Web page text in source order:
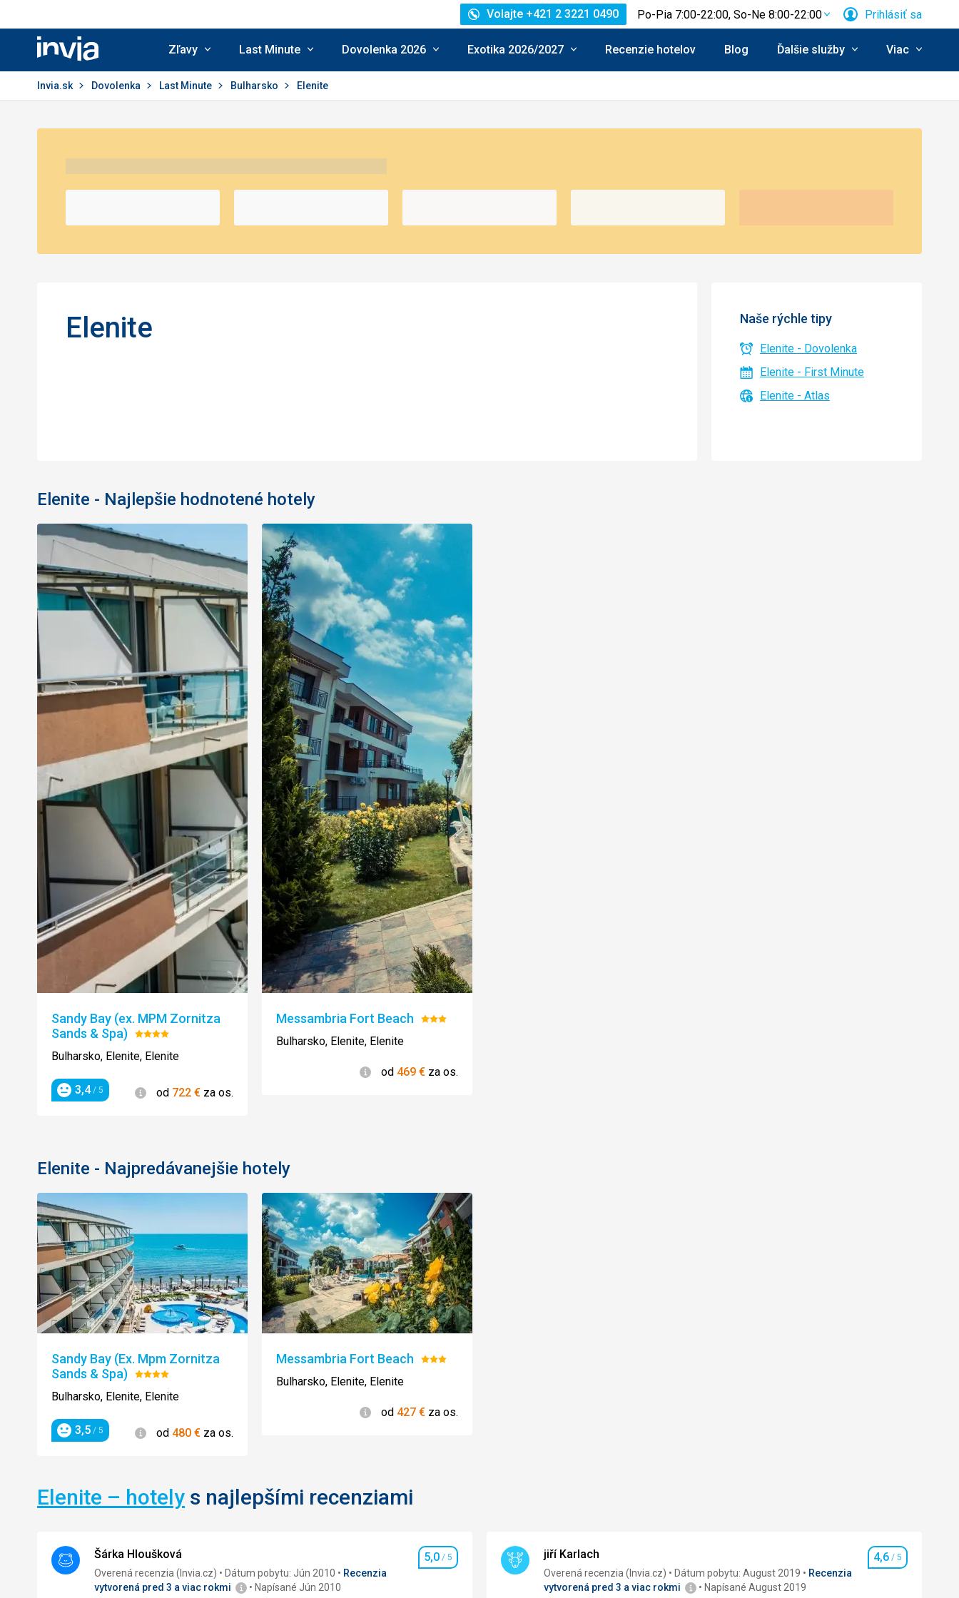
Invia.sk
Volajte +421 2 3221 0490 Po-Pia 7:00-22:00, So-Ne 8:00-22:00 Prihlásiť sa
Zľavy Last Minute Dovolenka 2026 Exotika 2026/2027 Recenzie hotelov Blog Ďalšie služby Viac
Invia.sk Dovolenka Last Minute Bulharsko Elenite
Elenite Naše rýchle tipy
Elenite - Dovolenka
Elenite - First Minute
Elenite - Atlas
Elenite - Najlepšie hodnotené hotely
Sandy Bay (ex. MPM Zornitza
Sands & Spa) Hodnotenie:
4/5
Bulharsko, Elenite, Elenite
Hodnotenie
3,4/ 5 Informácie
od 722 € za os.
Messambria Fort Beach Hodnotenie:
Bulharsko, Elenite, Elenite
Informácie
od 469 € za os.
Elenite - Najpredávanejšie hotely
Sandy Bay (Ex. Mpm Zornitza
Sands & Spa) Hodnotenie:
4/5
Bulharsko, Elenite, Elenite
Hodnotenie
3,5 / 5 Informácie
od 480 € za os.
Messambria Fort Beach Hodnotenie:
Bulharsko, Elenite, Elenite
Informácie
od 427 € za os.
Elenite – hotely s najlepšími recenziami
Šárka Hloušková
Hodnotenie
5,0 / 5
Overená recenzia (Invia.cz) Dátum pobytu: Jún 2010
Recenzia
vytvorená pred 3 a viac rokmi
Napísané Jún 2010
jiří Karlach
Hodnotenie
4,6 / 5
Overená recenzia (Invia.cz) Dátum pobytu: August 2019
Recenzia
vytvorená pred 3 a viac rokmi
Napísané August 2019